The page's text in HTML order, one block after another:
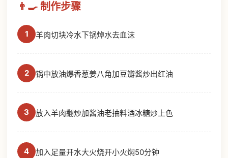
👨‍🍳 制作步骤
1 羊肉切块冷水下锅焯水去血沫
2 锅中放油爆香葱姜八角加豆瓣酱炒出红油
3 放入羊肉翻炒加酱油老抽料酒冰糖炒上色
4 加入足量开水大火烧开小火焖50分钟